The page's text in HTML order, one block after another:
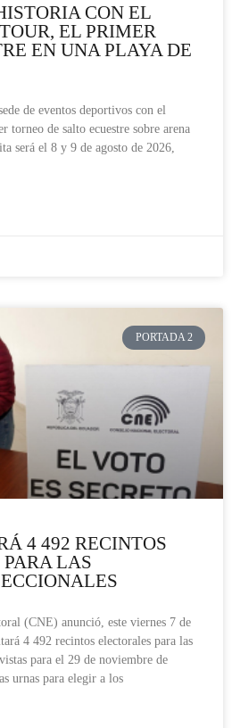
CON EL
EL PRIMER
EN UNA PLAYA DE
de eventos deportivos con el
torneo de salto ecuestre sobre arena
será el 8 y 9 de agosto de 2026,
PORTADA 2
4 492 RECINTOS
LAS
(CNE) anunció, este viernes 7 de
4 492 recintos electorales para las
para el 29 de noviembre de
urnas para elegir a los